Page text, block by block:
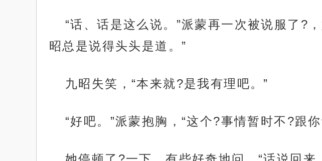
“话、话是这么说。”派蒙再一次被说服了?
昭总是说得头头是道。”
九昭失笑，“本来就?是我有理吧。”
“好吧。”派蒙抱胸，“这个?事情暂时不?跟